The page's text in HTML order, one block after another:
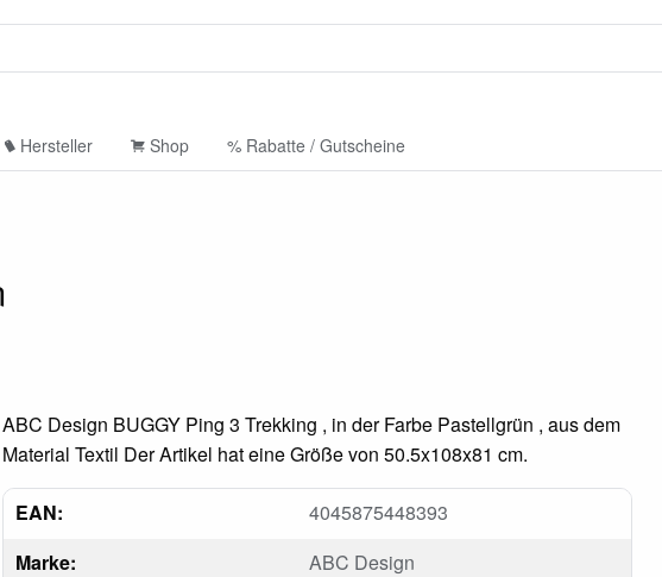
Hersteller Shop % Rabatte / Gutscheine
ABC Design BUGGY Ping 3 Trekking , in der Farbe Pastellgrün , aus dem
Material Textil Der Artikel hat eine Größe von 50.5x108x81 cm.
EAN:
4045875448393
Marke:
ABC Design